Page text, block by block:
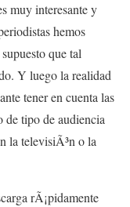
muy interesante y
hemos
que tal
Y luego la realidad
tener en cuenta las
de tipo de audiencia
la televisiÃ³n o la
rÃ¡pidamente